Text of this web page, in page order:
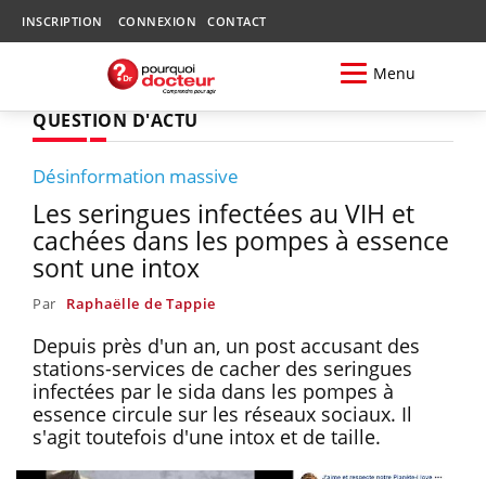
INSCRIPTION CONNEXION CONTACT
Menu
QUESTION D'ACTU
Désinformation massive
Les seringues infectées au VIH et
cachées dans les pompes à essence
sont une intox
Par Raphaëlle de Tappie
Depuis près d'un an, un post accusant des
stations-services de cacher des seringues
infectées par le sida dans les pompes à
essence circule sur les réseaux sociaux. Il
s'agit toutefois d'une intox et de taille.